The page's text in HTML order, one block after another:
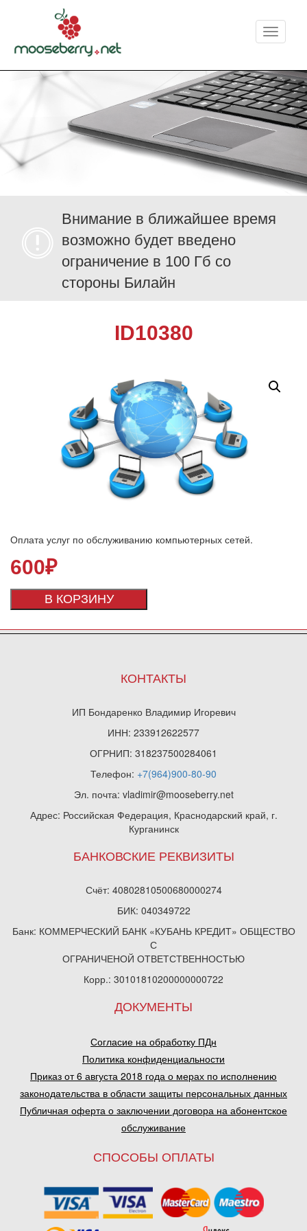
Меню
Внимание в ближайшее время
возможно будет введено
ограничение в 100 Гб со
стороны Билайн
ID10380
Оплата услуг по обслуживанию компьютерных сетей.
600₽
В КОРЗИНУ
КОНТАКТЫ
ИП Бондаренко Владимир Игоревич
ИНН: 233912622577
ОГРНИП: 318237500284061
Телефон: +7(964)900-80-90
Эл. почта: vladimir@mooseberry.net
Адрес: Российская Федерация, Краснодарский край, г.
Курганинск
БАНКОВСКИЕ РЕКВИЗИТЫ
Счёт: 40802810500680000274
БИК: 040349722
Банк: КОММЕРЧЕСКИЙ БАНК «КУБАНЬ КРЕДИТ» ОБЩЕСТВО
С
ОГРАНИЧЕНОЙ ОТВЕТСТВЕННОСТЬЮ
Корр.: 30101810200000000722
ДОКУМЕНТЫ
Согласие на обработку ПДн
Политика конфиденциальности
Приказ от 6 августа 2018 года о мерах по исполнению
законодательства в области защиты персональных данных
Публичная оферта о заключении договора на абонентское
обслуживание
СПОСОБЫ ОПЛАТЫ